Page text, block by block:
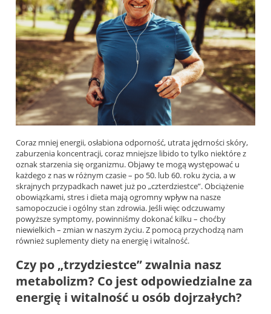
Coraz mniej energii, osłabiona odporność, utrata jędrności skóry,
zaburzenia koncentracji, coraz mniejsze libido to tylko niektóre z
oznak starzenia się organizmu. Objawy te mogą występować u
każdego z nas w różnym czasie – po 50. lub 60. roku życia, a w
skrajnych przypadkach nawet już po „czterdziestce”. Obciążenie
obowiązkami, stres i dieta mają ogromny wpływ na nasze
samopoczucie i ogólny stan zdrowia. Jeśli więc odczuwamy
powyższe symptomy, powinniśmy dokonać kilku – choćby
niewielkich – zmian w naszym życiu. Z pomocą przychodzą nam
również suplementy diety na energię i witalność.
Czy po „trzydziestce” zwalnia nasz
metabolizm? Co jest odpowiedzialne za
energię i witalność u osób dojrzałych?